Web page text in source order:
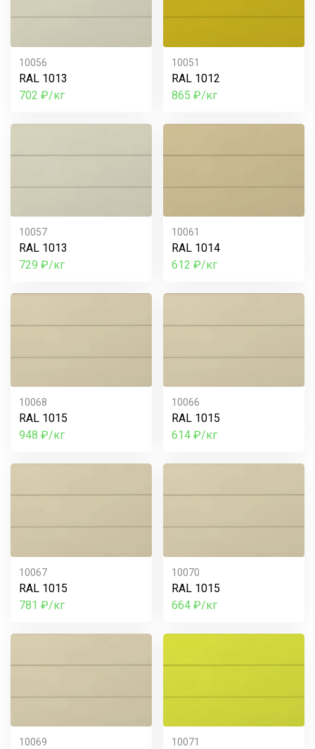
10056
RAL 1013
702 ₽/кг
10051
RAL 1012
865 ₽/кг
10057
RAL 1013
729 ₽/кг
10061
RAL 1014
612 ₽/кг
10068
RAL 1015
948 ₽/кг
10066
RAL 1015
614 ₽/кг
10067
RAL 1015
781 ₽/кг
10070
RAL 1015
664 ₽/кг
10069 10071